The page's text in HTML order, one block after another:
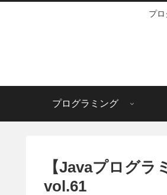
プ
プログラミング
【Javaプログ
vol.61